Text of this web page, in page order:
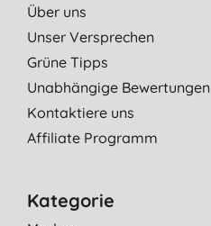
Über uns
Unser Versprechen
Grüne Tipps
Unabhängige Bewertungen
Kontaktiere uns
Affiliate Programm
Kategorie